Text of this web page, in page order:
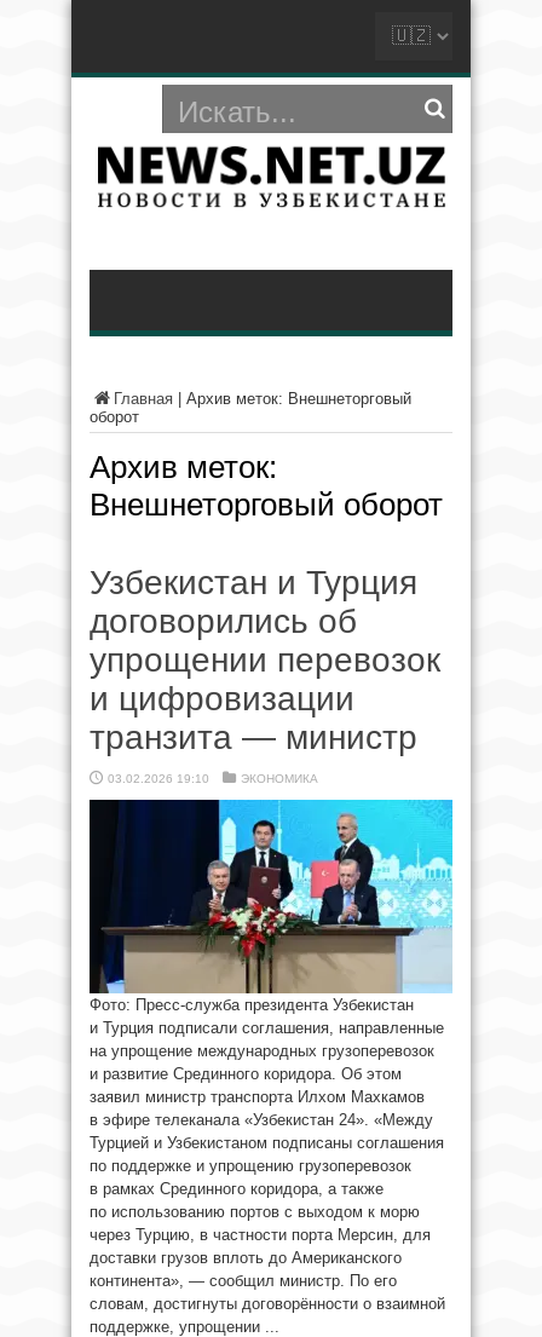
Главная
Архив меток: Внешнеторговый
оборот
Архив меток:
Внешнеторговый оборот
Узбекистан и Турция
договорились об
упрощении перевозок
и цифровизации
транзита — министр
03.02.2026 19:10 ЭКОНОМИКА
Фото: Пресс-служба президента Узбекистан
и Турция подписали соглашения, направленные
на упрощение международных грузоперевозок
и развитие Срединного коридора. Об этом
заявил министр транспорта Илхом Махкамов
в эфире телеканала «Узбекистан 24». «Между
Турцией и Узбекистаном подписаны соглашения
по поддержке и упрощению грузоперевозок
в рамках Срединного коридора, а также
по использованию портов с выходом к морю
через Турцию, в частности порта Мерсин, для
доставки грузов вплоть до Американского
континента», — сообщил министр. По его
словам, достигнуты договорённости о взаимной
поддержке, упрощении ...